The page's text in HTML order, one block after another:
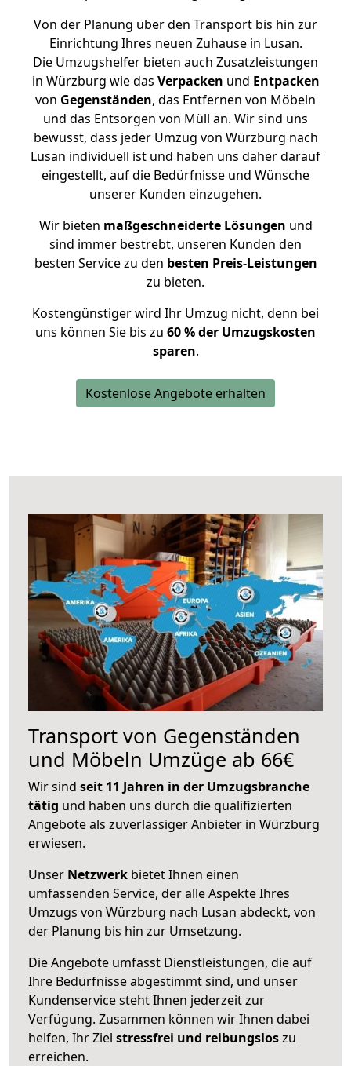
Von der Planung über den Transport bis hin zur
Einrichtung Ihres neuen Zuhause in Lusan.
Die Umzugshelfer bieten auch Zusatzleistungen
in Würzburg wie das Verpacken und Entpacken
von Gegenständen, das Entfernen von Möbeln
und das Entsorgen von Müll an. Wir sind uns
bewusst, dass jeder Umzug von Würzburg nach
Lusan individuell ist und haben uns daher darauf
eingestellt, auf die Bedürfnisse und Wünsche
unserer Kunden einzugehen.
Wir bieten maßgeschneiderte Lösungen und
sind immer bestrebt, unseren Kunden den
besten Service zu den besten Preis-Leistungen
zu bieten.
Kostengünstiger wird Ihr Umzug nicht, denn bei
uns können Sie bis zu 60 % der Umzugskosten
sparen.
Kostenlose Angebote erhalten
Transport von Gegenständen
und Möbeln Umzüge ab 66€
Wir sind seit 11 Jahren in der Umzugsbranche
tätig und haben uns durch die qualifizierten
Angebote als zuverlässiger Anbieter in Würzburg
erwiesen.
Unser Netzwerk bietet Ihnen einen
umfassenden Service, der alle Aspekte Ihres
Umzugs von Würzburg nach Lusan abdeckt, von
der Planung bis hin zur Umsetzung.
Die Angebote umfasst Dienstleistungen, die auf
Ihre Bedürfnisse abgestimmt sind, und unser
Kundenservice steht Ihnen jederzeit zur
Verfügung. Zusammen können wir Ihnen dabei
helfen, Ihr Ziel stressfrei und reibungsloszu
erreichen.